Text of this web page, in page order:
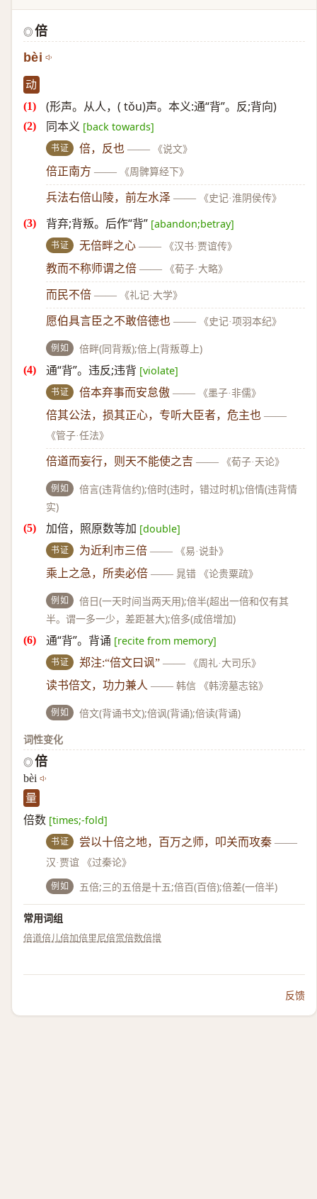
◎ 倍
bèi
动
(形声。从人，( tǒu)声。本义:通“背”。反;背向)
同本义 [back towards]
书证 倍，反也 —— 《说文》
倍正南方 —— 《周髀算经下》
兵法右倍山陵，前左水泽 —— 《史记·淮阴侯传》
背弃;背叛。后作“背” [abandon;betray]
书证 无倍畔之心 —— 《汉书·贾谊传》
教而不称师谓之倍 —— 《荀子·大略》
而民不倍 —— 《礼记·大学》
愿伯具言臣之不敢倍德也 —— 《史记·项羽本纪》
例如 倍畔(同背叛);倍上(背叛尊上)
通“背”。违反;违背 [violate]
书证 倍本弃事而安怠傲 —— 《墨子·非儒》
倍其公法，损其正心，专听大臣者，危主也 ——
《管子·任法》
倍道而妄行，则天不能使之吉 —— 《荀子·天论》
例如
倍言(违背信约);倍时(违时，错过时机);倍情(违背情
实)
加倍，照原数等加 [double]
书证 为近利市三倍 —— 《易·说卦》
乘上之急，所卖必倍 —— 晁错 《论贵粟疏》
例如
倍日(一天时间当两天用);倍半(超出一倍和仅有其
半。谓一多一少，差距甚大);倍多(成倍增加)
通“背”。背诵 [recite from memory]
书证 郑注:“倍文曰讽” —— 《周礼·大司乐》
读书倍文，功力兼人 —— 韩信 《韩滂墓志铭》
例如
倍文(背诵书文);倍讽(背诵);倍读(背诵)
词性变化
◎ 倍
bèi
量
倍数 [times;-fold]
书证 尝以十倍之地，百万之师，叩关而攻秦 ——
汉·贾谊 《过秦论》
例如 五倍;三的五倍是十五;倍百(百倍);倍差(一倍半)
常用词组
倍道倍儿倍加倍里尼倍赏倍数倍增
反馈